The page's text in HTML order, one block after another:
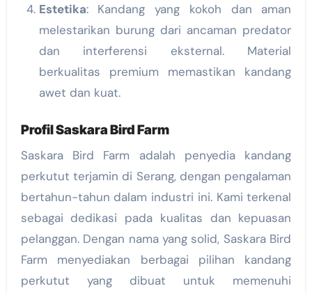
Estetika: Kandang yang kokoh dan aman
melestarikan burung dari ancaman predator
dan interferensi eksternal. Material
berkualitas premium memastikan kandang
awet dan kuat.
Profil Saskara Bird Farm
Saskara Bird Farm adalah penyedia kandang
perkutut terjamin di Serang, dengan pengalaman
bertahun-tahun dalam industri ini. Kami terkenal
sebagai dedikasi pada kualitas dan kepuasan
pelanggan. Dengan nama yang solid, Saskara Bird
Farm menyediakan berbagai pilihan kandang
perkutut yang dibuat untuk memenuhi